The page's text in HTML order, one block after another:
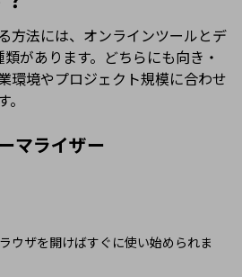
方法には、オンラインツールとデ
があります。どちらにも向き・
環境やプロジェクト規模に合わせ
マライザー
ウザを開けばすぐに使い始められま